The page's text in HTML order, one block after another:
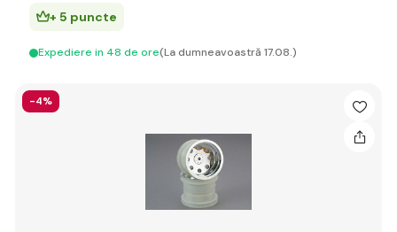
+ 5 puncte
Expediere in 48 de ore(La dumneavoastră 17.08.)
-4%